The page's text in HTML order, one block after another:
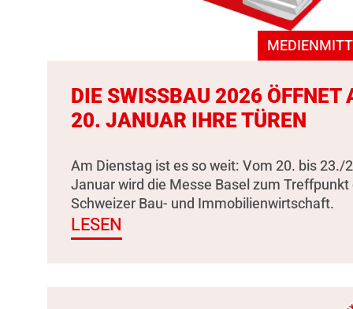
DIE SWISSBAU 2026 ÖFFNET
20. JANUAR IHRE TÜREN
Am Dienstag ist es so weit: Vom 20. bis 23./
Januar wird die Messe Basel zum Treffpunkt
Schweizer Bau- und Immobilienwirtschaft.
LESEN